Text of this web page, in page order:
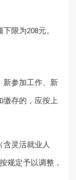
限为208元。
新参加工作、新
缴存的，应按上
灵活就业人
规定予以调整，